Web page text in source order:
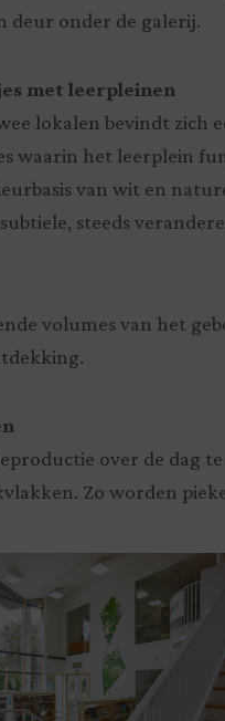
deur onder de galerij.
met leerpleinen
lokalen bevindt zich
waarin het leerplein
van wit en
steeds
volumes van het
over de dag
Zo worden